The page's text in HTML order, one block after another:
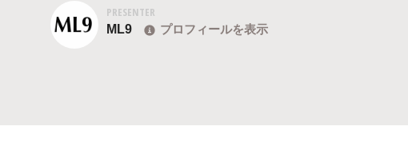
PRESENTER
ML9 プロフィールを表示